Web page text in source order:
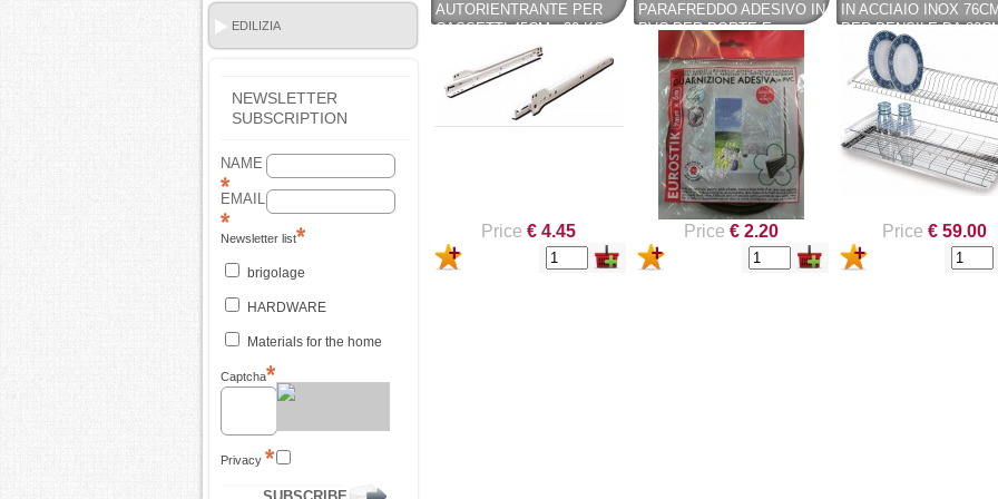
EDILIZIA
NEWSLETTER
SUBSCRIPTION
NAME
EMAIL
Newsletter list
brigolage
HARDWARE
Materials for the home
Captcha
Privacy
AUTORIENTRANTE PER
CASSETTI 45CM - 30 KG
Price € 4.45
PARAFREDDO ADESIVO IN
PVC PER PORTE E
FINESTRE 9MMX 6MT.
Price € 2.20
IN ACCIAIO INOX
PER PENSILE DA
CON VASCHETTA
Price € 59.00